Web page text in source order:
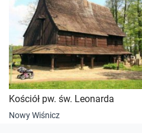
Kościół pw. św. Leonarda
Nowy Wiśnicz